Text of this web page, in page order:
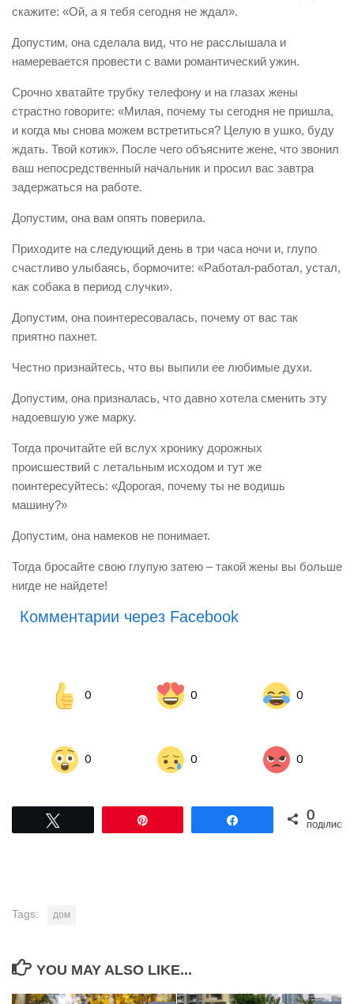
скажите: «Ой, а я тебя сегодня не ждал».
Допустим, она сделала вид, что не расслышала и
намеревается провести с вами романтический ужин.
Срочно хватайте трубку телефону и на глазах жены
страстно говорите: «Милая, почему ты сегодня не пришла,
и когда мы снова можем встретиться? Целую в ушко, буду
ждать. Твой котик». После чего объясните жене, что звонил
ваш непосредственный начальник и просил вас завтра
задержаться на работе.
Допустим, она вам опять поверила.
Приходите на следующий день в три часа ночи и, глупо
счастливо улыбаясь, бормочите: «Работал-работал, устал,
как собака в период случки».
Допустим, она поинтересовалась, почему от вас так
приятно пахнет.
Честно признайтесь, что вы выпили ее любимые духи.
Допустим, она призналась, что давно хотела сменить эту
надоевшую уже марку.
Тогда прочитайте ей вслух хронику дорожных
происшествий с летальным исходом и тут же
поинтересуйтесь: «Дорогая, почему ты не водишь
машину?»
Допустим, она намеков не понимает.
Тогда бросайте свою глупую затею – такой жены вы больше
нигде не найдете!
Комментарии через Facebook
0 0 0
0 0 0
Поділитися0
ПОДІЛИСЬ
Tags: дом
YOU MAY ALSO LIKE...